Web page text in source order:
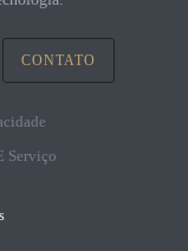
CONTATO
Serviço